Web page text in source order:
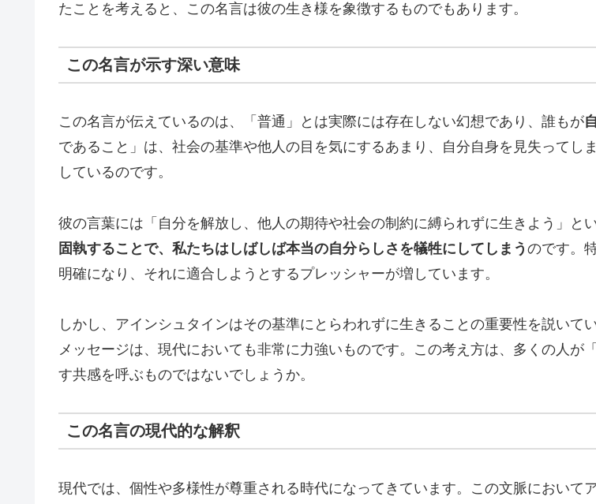
たことを考えると、この名言は彼の生き様を象徴するものでもあります。
この名言が示す深い意味
この名言が伝えているのは、「普通」とは実際には存在しない幻想であり、誰もが
であること」は、社会の基準や他人の目を気にするあまり、自分自身を見失って
しているのです。
彼の言葉には「自分を解放し、他人の期待や社会の制約に縛られずに生きよう」と
固執することで、私たちはしばしば本当の自分らしさを犠牲にしてしまう のです。
明確になり、それに適合しようとするプレッシャーが増しています。
しかし、アインシュタインはその基準にとらわれずに生きることの重要性を説いてい
メッセージは、現代においても非常に力強いものです。この考え方は、多くの人が
す共感を呼ぶものではないでしょうか。
この名言の現代的な解釈
現代では、個性や多様性が尊重される時代になってきています。この文脈において